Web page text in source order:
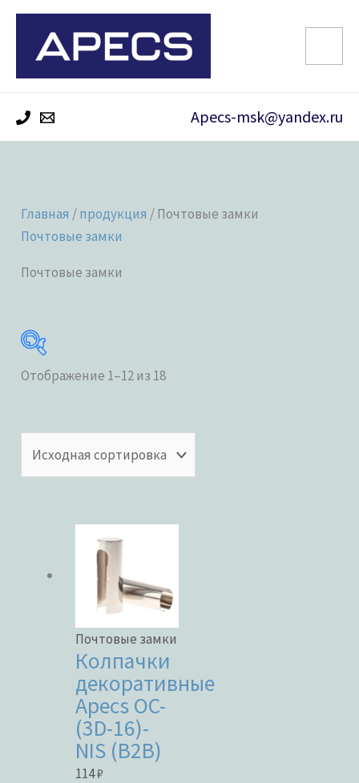
Перейти
содержимому
Apecs-msk@yandex.ru
Главная /продукция / Почтовые замки
Почтовые замки
Почтовые замки
Категории товаров
В наличии
В продаже
Отображение 1–12 из 18
Почтовые замки
Колпачки
декоративные
Apecs OC-
(3D-16)-
NIS (B2B)
114₽